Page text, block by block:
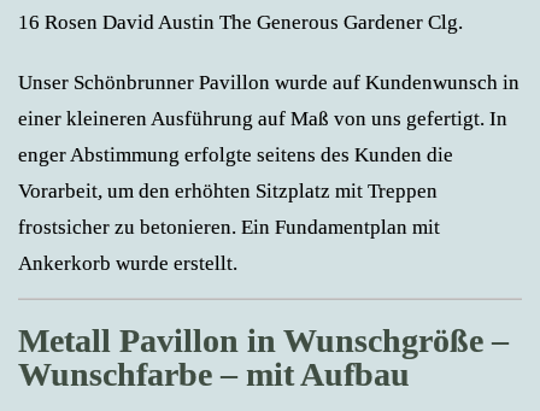
16 Rosen David Austin The Generous Gardener Clg.
Unser Schönbrunner Pavillon wurde auf Kundenwunsch in
einer kleineren Ausführung auf Maß von uns gefertigt. In
enger Abstimmung erfolgte seitens des Kunden die
Vorarbeit, um den erhöhten Sitzplatz mit Treppen
frostsicher zu betonieren. Ein Fundamentplan mit
Ankerkorb wurde erstellt.
Metall Pavillon in Wunschgröße –
Wunschfarbe – mit Aufbau